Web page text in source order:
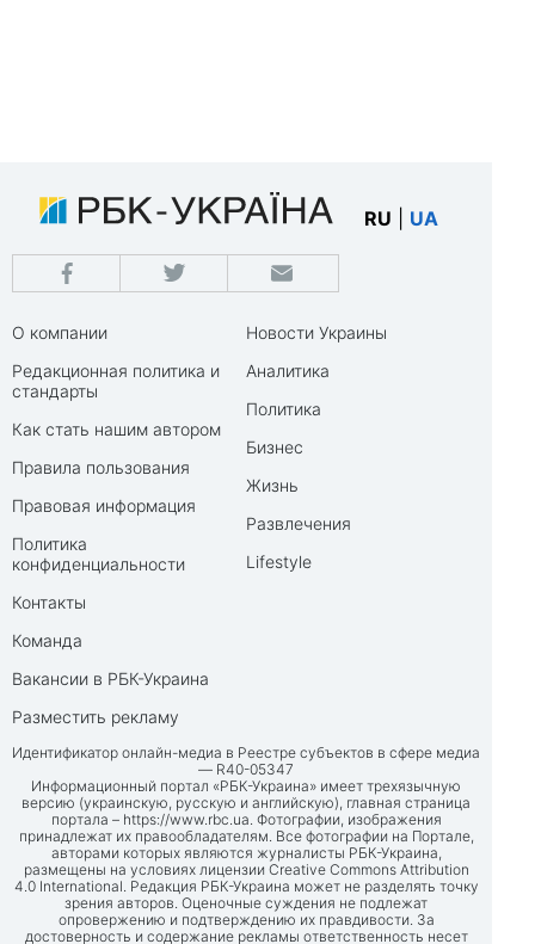
RU UA
О компании
Редакционная политика и
стандарты
Как стать нашим автором
Правила пользования
Правовая информация
Политика
конфиденциальности
Контакты
Команда
Вакансии в РБК-Украина
Разместить рекламу
Новости Украины
Аналитика
Политика
Бизнес
Жизнь
Развлечения
Lifestyle
Идентификатор онлайн-медиа в Реестре субъектов в сфере медиа
— R40-05347
Информационный портал «РБК-Украина» имеет трехязычную
версию (украинскую, русскую и английскую), главная страница
портала – https://www.rbc.ua. Фотографии, изображения
принадлежат их правообладателям. Все фотографии на Портале,
авторами которых являются журналисты РБК-Украина,
размещены на условиях лицензии Creative Commons Attribution
4.0 International. Редакция РБК-Украина может не разделять точку
зрения авторов. Оценочные суждения не подлежат
опровержению и подтверждению их правдивости. За
достоверность и содержание рекламы ответственность несет